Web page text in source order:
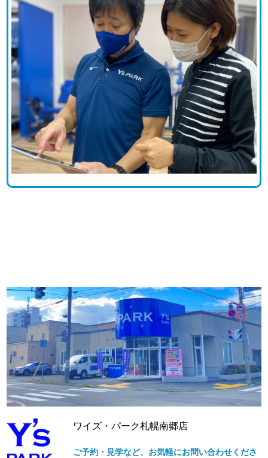
ワイズ・パーク札幌南郷店
ご予約・見学など、お気軽にお問い合わせくださ